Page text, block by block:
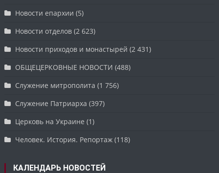
Новости епархии (5)
Новости отделов (2 623)
Новости приходов и монастырей (2 431)
ОБЩЕЦЕРКОВНЫЕ НОВОСТИ (488)
Служение митрополита (1 756)
Служение Патриарха (397)
Церковь на Украине (1)
Человек. История. Репортаж (118)
КАЛЕНДАРЬ НОВОСТЕЙ